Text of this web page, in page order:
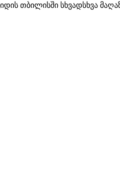
თბილისში სხვადსხვა